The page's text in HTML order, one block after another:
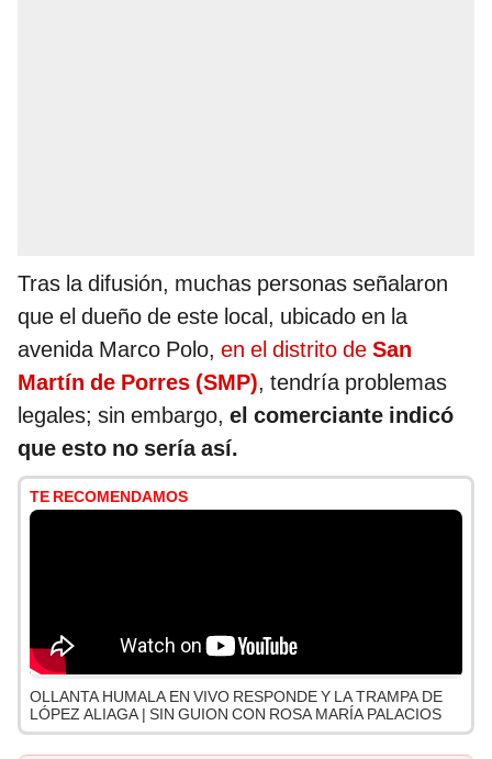
Tras la difusión, muchas personas señalaron
que el dueño de este local, ubicado en la
avenida Marco Polo, en el distrito de San
Martín de Porres (SMP), tendría problemas
legales; sin embargo, el comerciante indicó
que esto no sería así.
TE RECOMENDAMOS
OLLANTA HUMALA EN VIVO RESPONDE Y LA TRAMPA DE
LÓPEZ ALIAGA | SIN GUION CON ROSA MARÍA PALACIOS